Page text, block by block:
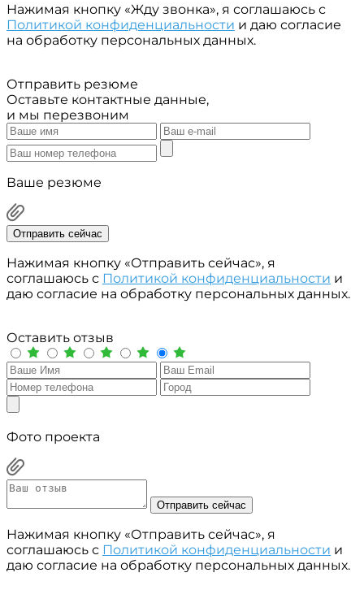
Нажимая кнопку «Жду звонка», я соглашаюсь с
Политикой конфиденциальности и даю согласие
на обработку персональных данных.
Отправить резюме
Оставьте контактные данные,
и мы перезвоним
Ваше резюме
Отправить сейчас
Нажимая кнопку «Отправить сейчас», я
соглашаюсь с Политикой конфиденциальности и
даю согласие на обработку персональных данных.
Оставить отзыв
Фото проекта
Отправить сейчас
Нажимая кнопку «Отправить сейчас», я
соглашаюсь с Политикой конфиденциальности и
даю согласие на обработку персональных данных.